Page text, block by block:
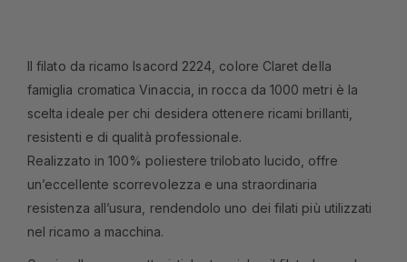
Il filato da ricamo Isacord 2224, colore Claret della
famiglia cromatica Vinaccia, in rocca da 1000 metri è la
scelta ideale per chi desidera ottenere ricami brillanti,
resistenti e di qualità professionale.
Realizzato in 100% poliestere trilobato lucido, offre
un’eccellente scorrevolezza e una straordinaria
resistenza all’usura, rendendolo uno dei filati più utilizzati
nel ricamo a macchina.